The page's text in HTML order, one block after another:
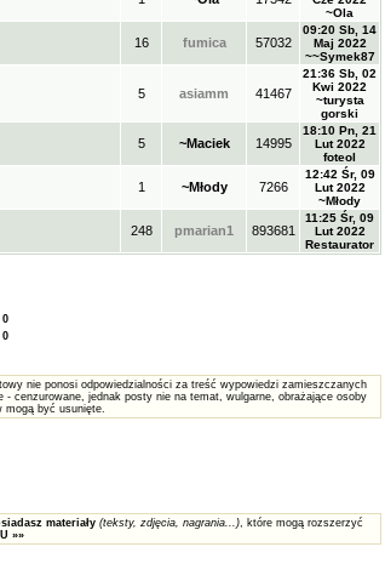
~Ola
16 fumica 57032
09:20 Sb, 14
Maj 2022
~~Symek87
5
asiamm 41467
21:36 Sb, 02
Kwi 2022
~turysta
gorski
5 ~Maciek 14995
18:10 Pn, 21
Lut 2022
foteol
1 ~Młody 7266
12:42 Śr, 09
Lut 2022
~Młody
248 pmarian1 893681
11:25 Śr, 09
Lut 2022
Restaurator
0
0
nie ponosi odpowiedzialności za treść wypowiedzi zamieszczanych
cenzurowane, jednak posty nie na temat, wulgarne, obrażające osoby
mogą być usunięte.
materiały (teksty, zdjęcia, nagrania...), które mogą rozszerzyć
»»